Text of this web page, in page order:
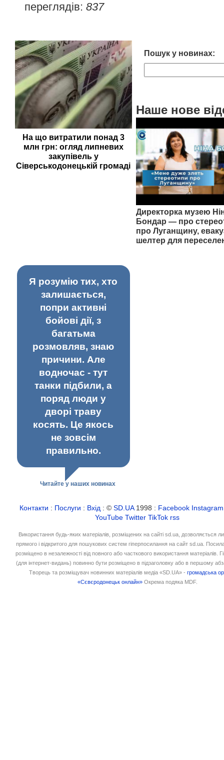
переглядів:837
На що витратили понад 3
млн грн: огляд липневих
закупівель у
Сіверськодонецькій громаді
Пошук у новинах:
Наше нове
Директорка музею
Бондар — про
про Луганщину,
шелтер для
Я розумію тих, хто
залишається,
попри активні
бойові дії, з
багатьма
розмовляв, знаю
причини. Але
водночас - тут
танки підбили, а
поряд люди у
дворі траву
косять. Це якось
не зовсім
правильно.
Читайте у наших новинах
Контакти : Послуги : Вхід : ©SD.UA1998 : Facebook Instagram
YouTube Twitter TikTok rss
Використання будь-яких матеріалів, розміщених на сайті sd.ua, дозволяється
прямого і відкритого для пошукових систем гіперпосилання на сайт sd.ua.
розміщено в незалежності від повного або часткового використання матеріалів.
(для інтернет-видань) повинно бути розміщено в підзаголовку або в першому
Творець та розміщувач новинних матеріалів медіа «SD.UA» -громадська
«Сєвєродонецьк онлайн» Окрема подяка MDF.